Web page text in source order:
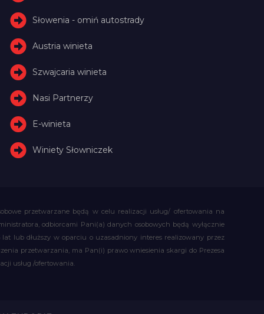
Słowenia - omiń autostrady
Austria winieta
Szwajcaria winieta
Nasi Partnerzy
E-winieta
Winiety Słowniczek
przetwarzane będą w celu realizacji usług/ ofertowania na
odbiorcami Pani(a) danych osobowych będą wyłącznie
lub dłuższy w oparciu o uzasadniony interes realizowany przez
przetwarzania, ma Pan(i) prawo wniesienia skargi do Prezesa
usług /ofertowania.